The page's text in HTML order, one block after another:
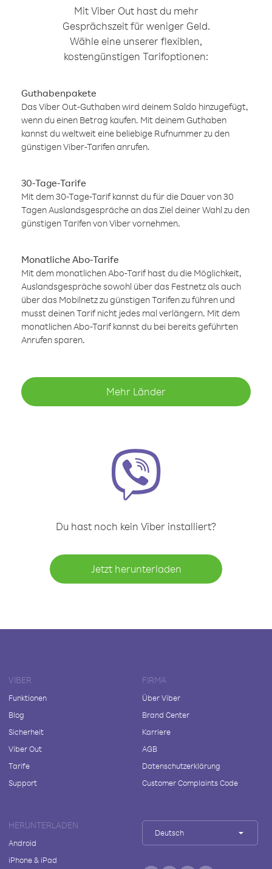
Mit Viber Out hast du mehr
Gesprächszeit für weniger Geld.
Wähle eine unserer flexiblen,
kostengünstigen Tarifoptionen:
Guthabenpakete
Das Viber Out-Guthaben wird deinem Saldo hinzugefügt,
wenn du einen Betrag kaufen. Mit deinem Guthaben
kannst du weltweit eine beliebige Rufnummer zu den
günstigen Viber-Tarifen anrufen.
30-Tage-Tarife
Mit dem 30-Tage-Tarif kannst du für die Dauer von 30
Tagen Auslandsgespräche an das Ziel deiner Wahl zu den
günstigen Tarifen von Viber vornehmen.
Monatliche Abo-Tarife
Mit dem monatlichen Abo-Tarif hast du die Möglichkeit,
Auslandsgespräche sowohl über das Festnetz als auch
über das Mobilnetz zu günstigen Tarifen zu führen und
musst deinen Tarif nicht jedes mal verlängern. Mit dem
monatlichen Abo-Tarif kannst du bei bereits geführten
Anrufen sparen.
Mehr Länder
Du hast noch kein Viber installiert?
Jetzt herunterladen
VIBER
Funktionen
Blog
Sicherheit
Viber Out
Tarife
Support
FIRMA
Über Viber
Brand Center
Karriere
AGB
Datenschutzerklärung
Customer Complaints Code
HERUNTERLADEN
Android
iPhone & iPad
Deutsch